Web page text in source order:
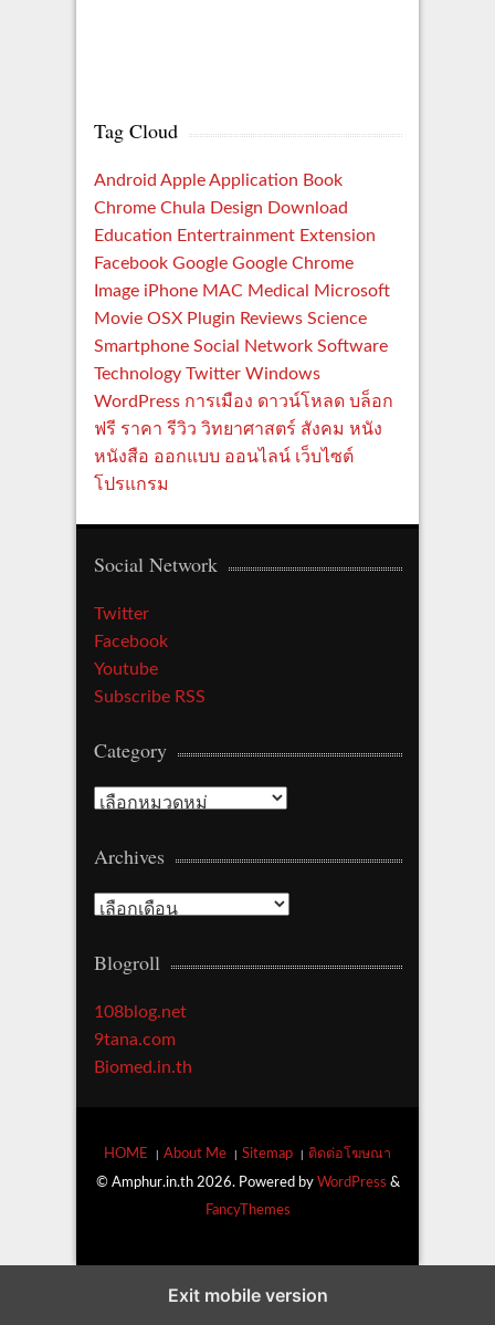
Tag Cloud
Android Apple Application Book
Chrome Chula Design Download
Education Entertrainment Extension
Facebook Google Google Chrome
Image iPhone MAC Medical
Microsoft
Movie OSX Plugin Reviews Science
Smartphone Social Network Software
Technology Twitter Windows
WordPress การเมือง ดาวน์โหลด บล็อก
ฟรี ราคา รีวิว วิทยาศาสตร์ สังคม หนัง
หนังสือ ออกแบบ ออนไลน์ เว็บไซต์
โปรแกรม
Social Network
Twitter
Facebook
Youtube
Subscribe RSS
Category
C
t
g
r
Archives
A
c
i
v
e
Blogroll
108blog.net
9tana.com
Biomed.in.th
HOME About Me Sitemap ติดต่อโฆษณา
© Amphur.in.th 2026. Powered by WordPress &
FancyThemes
Exit mobile version